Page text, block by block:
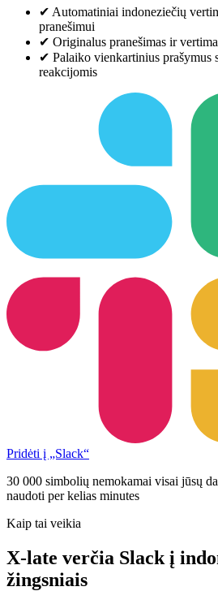
✔ Automatiniai indoneziečių
pranešimui
✔ Originalus pranešimas ir
✔ Palaiko vienkartinius prašymus
reakcijomis
Pridėti į „Slack“
30 000 simbolių nemokamai visai jūsų
naudoti per kelias minutes
Kaip tai veikia
X-late verčia Slack į
žingsniais